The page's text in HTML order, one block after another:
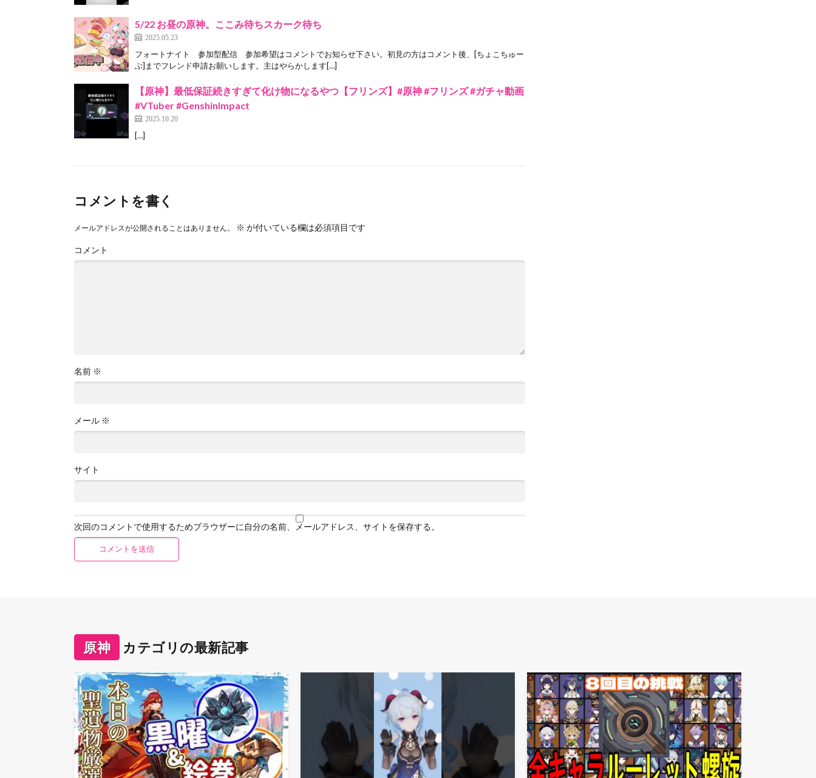
5/22 お昼の原神。ここみ待ちスカーク待ち
2025.05.23
フォートナイト 参加型配信 参加希望はコメントでお知らせ下さい。初見の方はコメント後、[ちょこちゅー
ぶ]までフレンド申請お願いします。主はやらかします[…]
【原神】最低保証続きすぎて化け物になるやつ【フリンズ】#原神 #フリンズ #ガチャ動画
#VTuber #GenshinImpact
2025.10.20
[…]
コメントを書く
メールアドレスが公開されることはありません。 ※ が付いている欄は必須項目です
コメント
名前 ※
メール ※
サイト
次回のコメントで使用するためブラウザーに自分の名前、メールアドレス、サイトを保存する。
原神 カテゴリの最新記事